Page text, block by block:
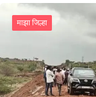
माझा जिल्हा